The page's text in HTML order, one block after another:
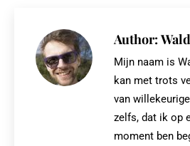
Author:
Mijn naam is
kan met trots
van
zelfs, dat ik op
moment ben